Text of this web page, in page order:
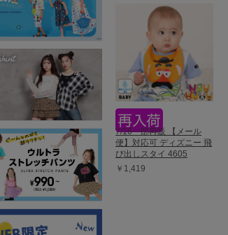
7/16一部再販 【メール
便】対応可 ディズニー 飛
び出しスタイ 4605
￥1,419